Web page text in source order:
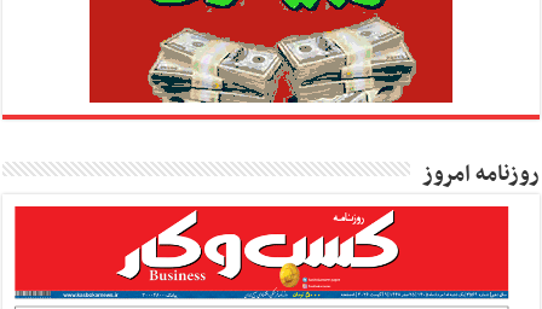
روزنامه امروز